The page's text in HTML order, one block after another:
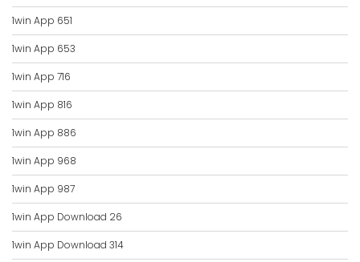
1win App 651
1win App 653
1win App 716
1win App 816
1win App 886
1win App 968
1win App 987
1win App Download 26
1win App Download 314